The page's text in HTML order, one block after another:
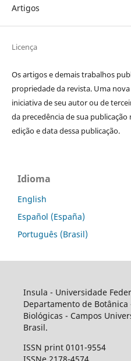
Artigos
Licença
Os artigos e demais trabalhos
propriedade da revista. Uma
iniciativa de seu autor ou de
da precedência de sua
edição e data dessa publicação.
Idioma
English
Español (España)
Português (Brasil)
Insula - Universidade
Departamento de Botânica
Biológicas - Campos
Brasil.
ISSN print 0101-9554